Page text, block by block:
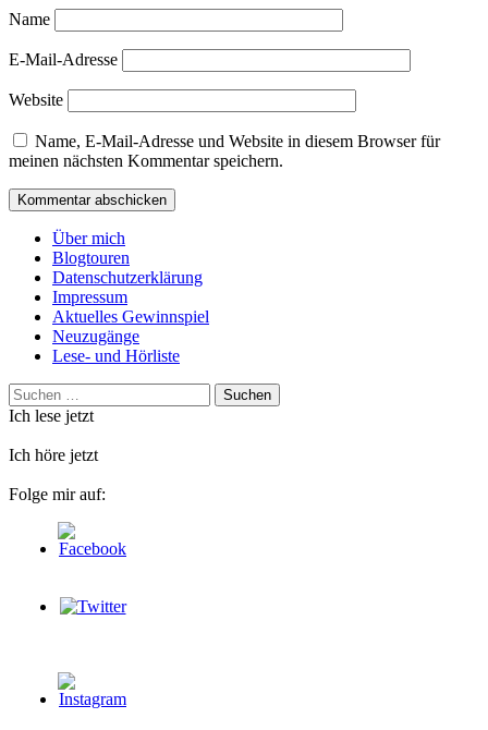
Name
E-Mail-Adresse
Website
Name, E-Mail-Adresse und Website in diesem Browser für
meinen nächsten Kommentar speichern.
Über mich
Blogtouren
Datenschutzerklärung
Impressum
Aktuelles Gewinnspiel
Neuzugänge
Lese- und Hörliste
Suchen
nach:
Ich lese jetzt
Ich höre jetzt
Folge mir auf: